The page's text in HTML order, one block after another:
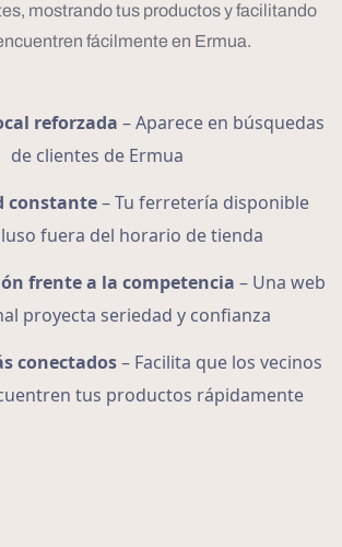
mostrando tus productos y facilitando
fácilmente en Ermua.
reforzada – Aparece en búsquedas
de clientes de Ermua
constante– Tu ferretería disponible
fuera del horario de tienda
frente a la competencia – Una web
proyecta seriedad y confianza
conectados– Facilita que los vecinos
tus productos rápidamente